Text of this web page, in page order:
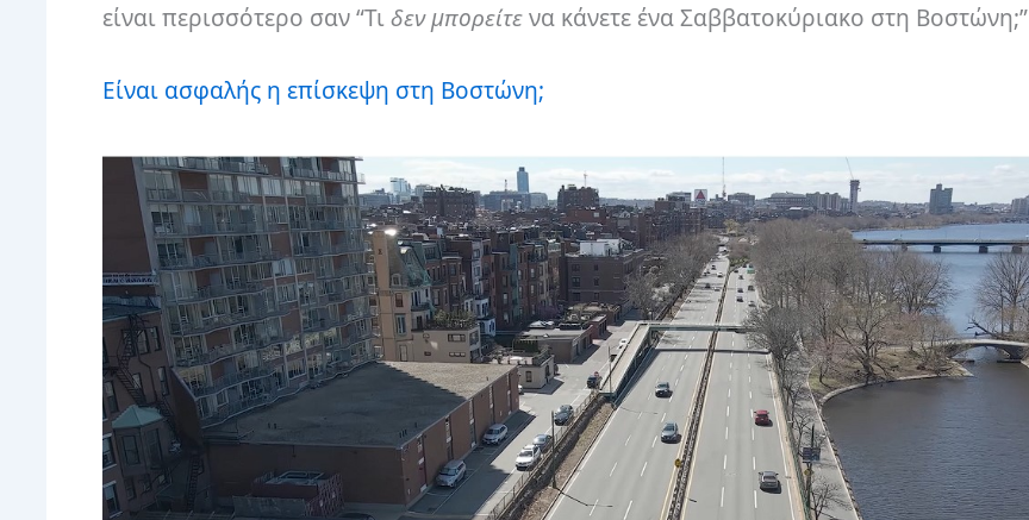
είναι περισσότερο σαν “Τι δεν μπορείτενα κάνετε ένα Σαββατοκύριακο στη Βοστώνη;”
Είναι ασφαλής η επίσκεψη στη Βοστώνη;